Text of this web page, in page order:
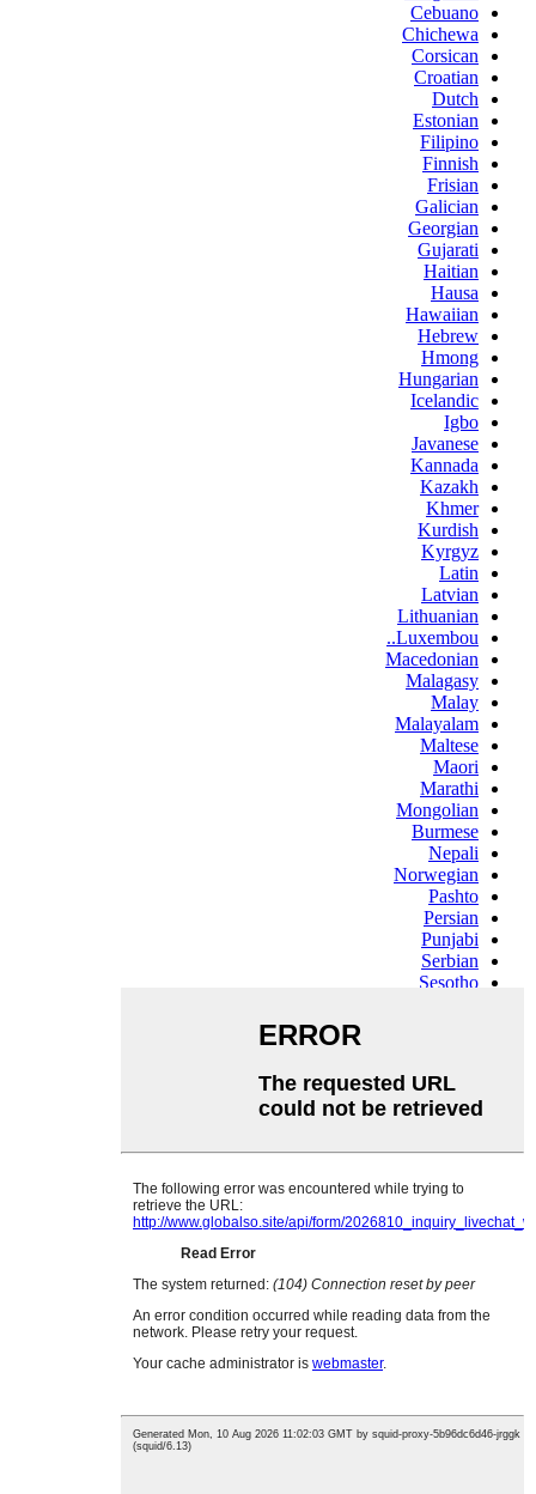
Cebuano
Chichewa
Corsican
Croatian
Dutch
Estonian
Filipino
Finnish
Frisian
Galician
Georgian
Gujarati
Haitian
Hausa
Hawaiian
Hebrew
Hmong
Hungarian
Icelandic
Igbo
Javanese
Kannada
Kazakh
Khmer
Kurdish
Kyrgyz
Latin
Latvian
Lithuanian
Luxembou..
Macedonian
Malagasy
Malay
Malayalam
Maltese
Maori
Marathi
Mongolian
Burmese
Nepali
Norwegian
Pashto
Persian
Punjabi
Serbian
Sesotho
Samoan
Scots Gaelic
Sindhi
Swahili
Tajik
Thai
Ukrainian
Urdu
Xhosa
Yiddish